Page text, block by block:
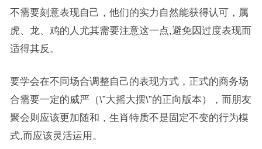
不需要刻意表现自己，他们的实力自然能获得认可，属
虎、龙、鸡的人尤其需要注意这一点,避免因过度表现而
适得其反。
要学会在不同场合调整自己的表现方式，正式的商务场
合需要一定的威严（\”大摇大摆\”的正向版本），而朋友
聚会则应该更加随和，生肖特质不是固定不变的行为模
式,而应该灵活运用。